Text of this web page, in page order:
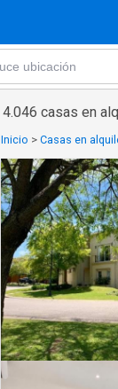
4.046 casas en
Inicio > Casas en